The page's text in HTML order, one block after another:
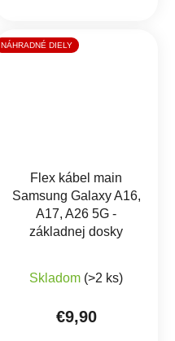
NÁHRADNÉ DIELY
Flex kábel main
Samsung Galaxy A16,
A17, A26 5G -
základnej dosky
Skladom (>2 ks)
€9,90